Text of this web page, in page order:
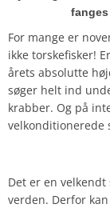
For mange er
ikke torskefisker!
årets absolutte
søger helt ind
krabber. Og på
velkonditionerede
Det er en
verden. Derfor